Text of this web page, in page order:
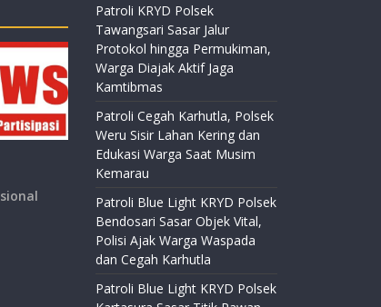
Patroli KRYD Polsek
Tawangsari Sasar Jalur
Protokol hingga Permukiman,
Warga Diajak Aktif Jaga
Kamtibmas
Patroli Cegah Karhutla, Polsek
Weru Sisir Lahan Kering dan
Edukasi Warga Saat Musim
Kemarau
Patroli Blue Light KRYD Polsek
Bendosari Sasar Objek Vital,
Polisi Ajak Warga Waspada
dan Cegah Karhutla
Patroli Blue Light KRYD Polsek